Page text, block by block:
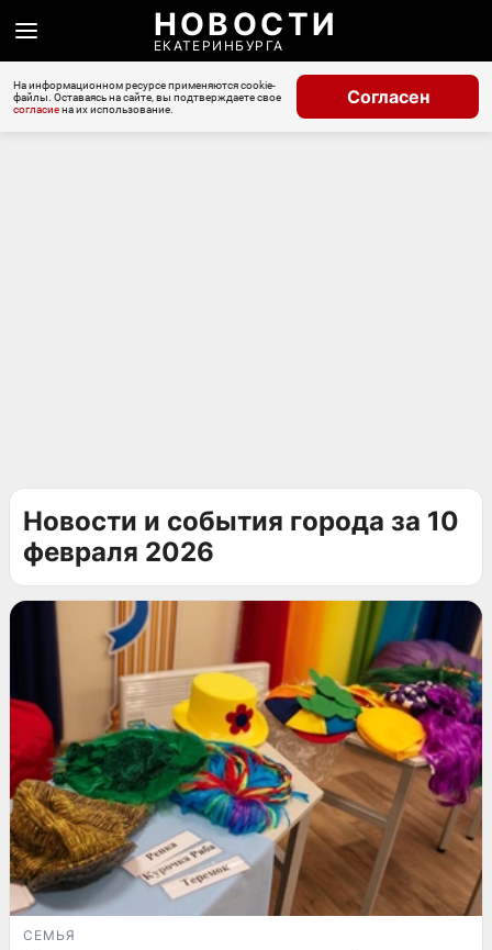
НОВОСТИ
ЕКАТЕРИНБУРГА
На информационном ресурсе применяются cookie-
файлы. Оставаясь на сайте, вы подтверждаете свое
согласиена их использование.
Согласен
Новости и события города за 10
февраля 2026
СЕМЬЯ